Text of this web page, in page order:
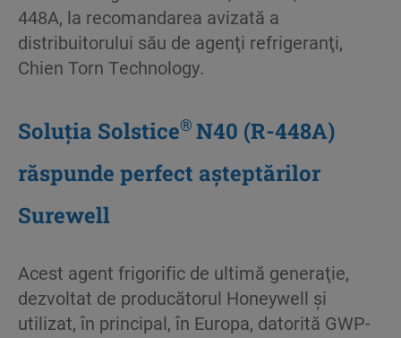
448A, la recomandarea avizată a
distribuitorului său de agenţi refrigeranţi,
Chien Torn Technology.
Soluţia Solstice® N40 (R-448A)
răspunde perfect aşteptărilor
Surewell
Acest agent frigorific de ultimă generaţie,
dezvoltat de producătorul Honeywell şi
utilizat, în principal, în Europa, datorită GWP-